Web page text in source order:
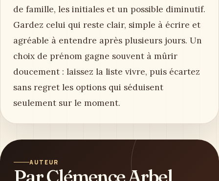
de famille, les initiales et un possible diminutif.
Gardez celui qui reste clair, simple à écrire et
agréable à entendre après plusieurs jours. Un
choix de prénom gagne souvent à mûrir
doucement : laissez la liste vivre, puis écartez
sans regret les options qui séduisent
seulement sur le moment.
AUTEUR
Par Clémence Arbel